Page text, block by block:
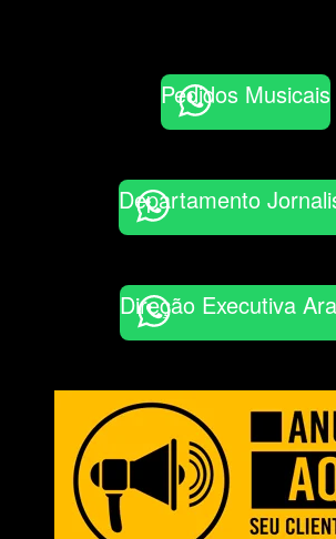
Pedidos Musicais
Departamento
Direção Executiva